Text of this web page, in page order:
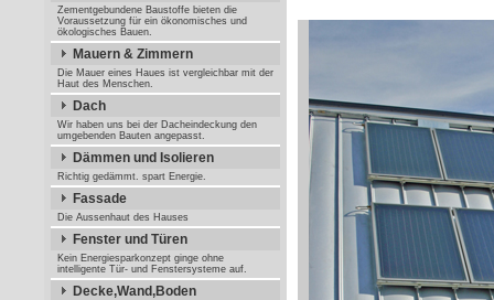
Zementgebundene Baustoffe bieten die
Voraussetzung für ein ökonomisches und
ökologisches Bauen.
Mauern & Zimmern
Die Mauer eines Haues ist vergleichbar mit der
Haut des Menschen.
Dach
Wir haben uns bei der Dacheindeckung den
umgebenden Bauten angepasst.
Dämmen und Isolieren
Richtig gedämmt. spart Energie.
Fassade
Die Aussenhaut des Hauses
Fenster und Türen
Kein Energiesparkonzept ginge ohne
intelligente Tür- und Fenstersysteme auf.
Decke,Wand,Boden